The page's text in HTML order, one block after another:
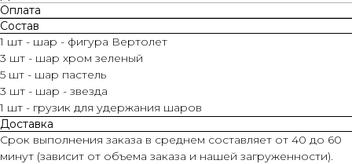
Оплата
Состав
1 шт - шар - фигура Вертолет
3 шт - шар хром зеленый
5 шт - шар пастель
3 шт - шар - звезда
1 шт - грузик для удержания шаров
Доставка
Срок выполнения заказа в среднем составляет от 40 до 60
минут (зависит от объема заказа и нашей загруженности).